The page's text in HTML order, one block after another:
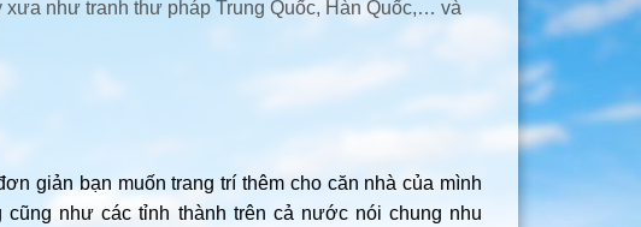
xưa như tranh thư pháp Trung Quốc, Hàn Quốc,… và
giản bạn muốn trang trí thêm cho căn nhà của mình
như các tỉnh thành trên cả nước nói chung nhu